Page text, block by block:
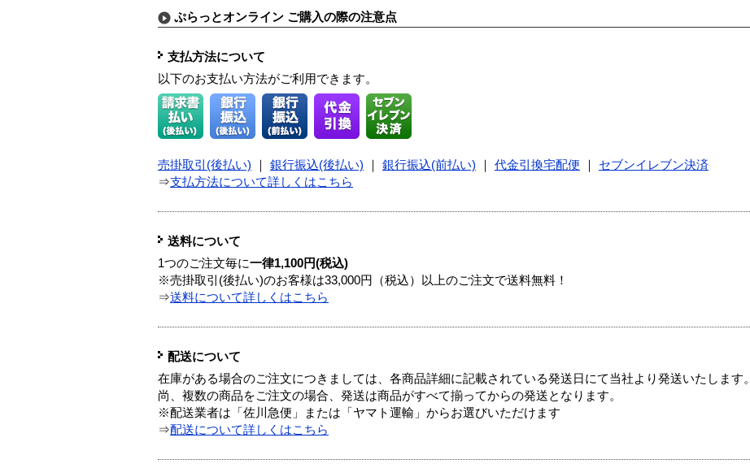
ぷらっとオンライン ご購入の際の注意点
支払方法について
以下のお支払い方法がご利用できます。
売掛取引(後払い) 銀行振込(後払い) 銀行振込(前払い) 代金引換宅配便
セブンイレブン決済
⇒支払方法について詳しくはこちら
送料について
1つのご注文毎に一律1,100円(税込)
※売掛取引(後払い)のお客様は33,000円（税込）以上のご注文で送料無料！
⇒送料について詳しくはこちら
配送について
在庫がある場合のご注文につきましては、各商品詳細に記載されている発送日にて当社より発送いたします。
尚、複数の商品をご注文の場合、発送は商品がすべて揃ってからの発送となります。
※配送業者は「佐川急便」または「ヤマト運輸」からお選びいただけます
⇒配送について詳しくはこちら